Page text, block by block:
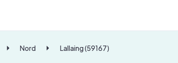
Nord Lallaing (59167)